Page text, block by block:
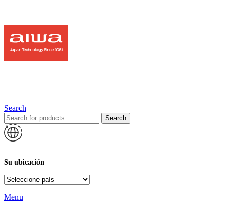
Search
Search
Su ubicación
Menu